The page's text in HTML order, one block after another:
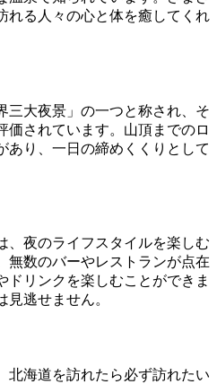
れる人々の心と体を癒してくれ
三大夜景」の一つと称され、そ
価されています。山頂までのロ
あり、一日の締めくくりとして
、夜のライフスタイルを楽しむ
無数のバーやレストランが点在
ドリンクを楽しむことができま
逃せません。
北海道を訪れたら必ず訪れたい